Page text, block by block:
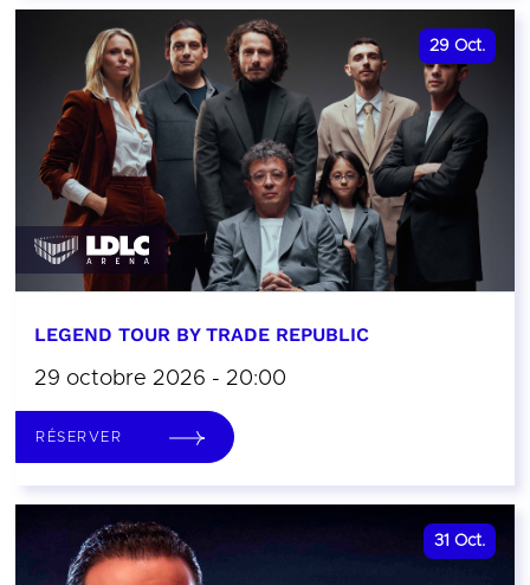
29 Oct.
LEGEND TOUR BY TRADE REPUBLIC
29 octobre 2026 - 20:00
RÉSERVER
31 Oct.